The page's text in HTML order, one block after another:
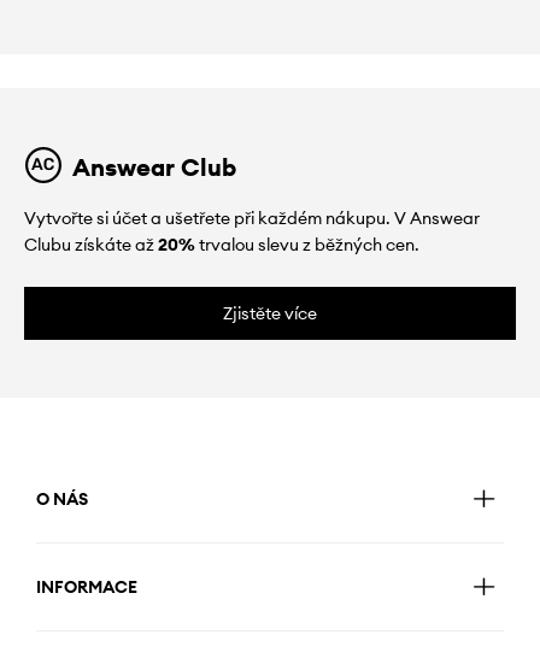
Answear Club
Vytvořte si účet a ušetřete při každém nákupu. V Answear
Clubu získáte až20%trvalou slevu z běžných cen.
Zjistěte více
O NÁS
INFORMACE